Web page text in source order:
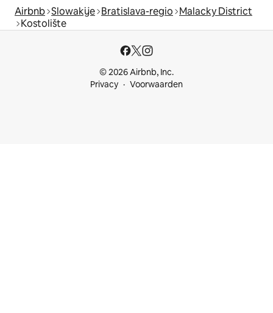
Airbnb Slowakije Bratislava-regio Malacky District
Kostolište
© 2026 Airbnb, Inc.
Privacy
Voorwaarden